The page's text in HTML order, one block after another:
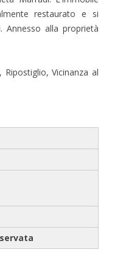
restaurato e si
Annesso alla proprietà
Vicinanza al